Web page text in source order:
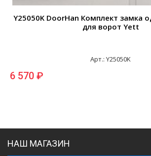
Y25050K DoorHan Комплект замка
для ворот Yett
Арт.: Y25050K
6 570 ₽
НАШ МАГАЗИН